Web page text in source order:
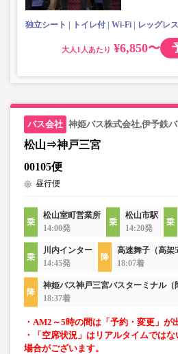
独立シート トイレ付 Wi-Fi レッグレ
大人 ¥6,850〜
神姫バス株式会社,伊予鉄
松山⇒神戸三宮
00105便
昼行便
松山室町営業所
14:00発
松山市駅
14:20発
川内インター
14:45発
高速舞子（高架
18:07着
神姫バス神戸三宮バスターミナル（
18:37着
・AM2～5時の間は「予約・変更」が
・「空席状況」はリアルタイムでは
場合がございます。